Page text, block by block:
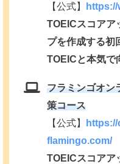
【公式】
TOEICスコアア
プを作成する初
TOEICと本気で
フラミンゴオン
策コース
【公式】
flamingo.com/
TOEICスコアア